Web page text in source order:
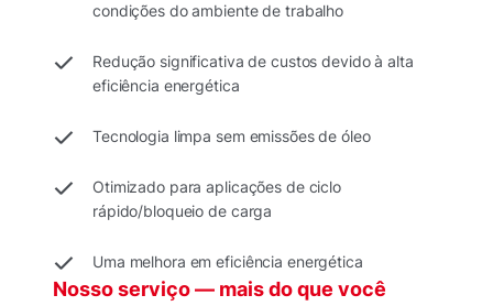
condições do ambiente de trabalho
Redução significativa de custos devido à alta
eficiência energética
Tecnologia limpa sem emissões de óleo
Otimizado para aplicações de ciclo
rápido/bloqueio de carga
Uma melhora em eficiência energética
Nosso serviço — mais do que você